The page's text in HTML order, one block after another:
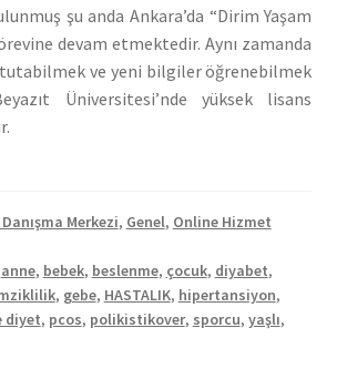
şu anda Ankara’da “Dirim Yaşam
devam etmektedir. Aynı zamanda
ve yeni bilgiler öğrenebilmek
Üniversitesi’nde yüksek lisans
Merkezi, Genel, Online Hizmet
anne, bebek, beslenme, çocuk, diyabet,
, gebe, HASTALIK, hipertansiyon,
diyet, pcos, polikistikover, sporcu, yaşlı,